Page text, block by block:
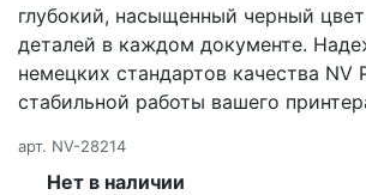
глубокий, насыщенный черный
деталей в каждом документе.
немецких стандартов качества NV
стабильной работы вашего
арт. NV-28214
Нет в наличии